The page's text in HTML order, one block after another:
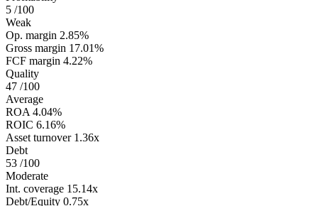
5 /100
Weak
Op. margin 2.85%
Gross margin 17.01%
FCF margin 4.22%
Quality
47 /100
Average
ROA 4.04%
ROIC 6.16%
Asset turnover 1.36x
Debt
53 /100
Moderate
Int. coverage 15.14x
Debt/Equity 0.75x